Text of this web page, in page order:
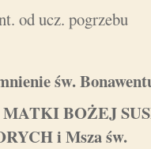
od ucz. pogrzebu
św.
BOŻEJ
i Msza św.